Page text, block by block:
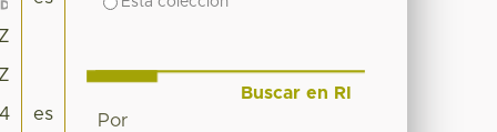
es
Buscar en RI
Por